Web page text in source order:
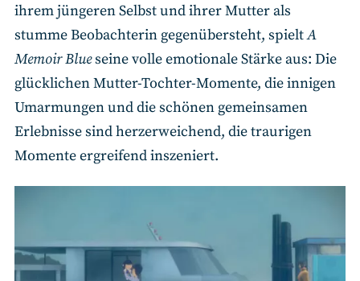
ihrem jüngeren Selbst und ihrer Mutter als
stumme Beobachterin gegenübersteht, spieltA
Memoir Blueseine volle emotionale Stärke aus: Die
glücklichen Mutter-Tochter-Momente, die innigen
Umarmungen und die schönen gemeinsamen
Erlebnisse sind herzerweichend, die traurigen
Momente ergreifend inszeniert.